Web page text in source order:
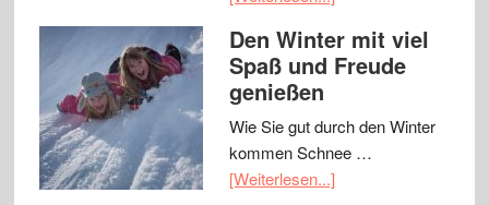
Den Winter mit viel
Spaß und Freude
genießen
Wie Sie gut durch den Winter
kommen Schnee …
[Weiterlesen...]